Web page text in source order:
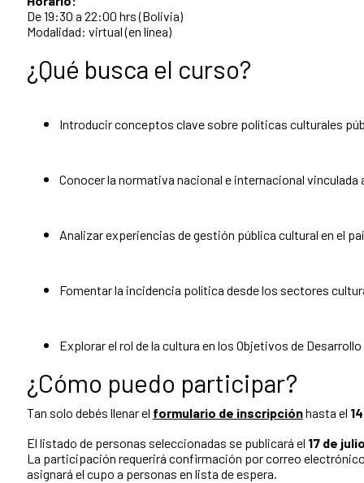
De 19:30 a 22:00 hrs (Bolivia)
Modalidad: virtual (en línea)
¿Qué busca el curso?
Introducir conceptos clave sobre políticas culturales
Conocer la normativa nacional e internacional vinculada
Analizar experiencias de gestión pública cultural en el
Fomentar la incidencia política desde los sectores
Explorar el rol de la cultura en los Objetivos de
¿Cómo puedo participar?
Tan solo debés llenar el formulario de inscripciónhasta el
El listado de personas seleccionadas se publicará el 17 de
La participación requerirá confirmación por correo
asignará el cupo a personas en lista de espera.